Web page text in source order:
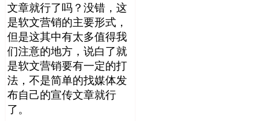
文章就行了吗？没错，这
是软文营销的主要形式，
但是这其中有太多值得我
们注意的地方，说白了就
是软文营销要有一定的打
法，不是简单的找媒体发
布自己的宣传文章就行
了。